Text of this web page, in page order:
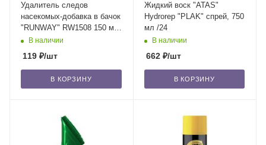
Удалитель следов
насекомых-добавка в бачок
"RUNWAY" RW1508 150 мл
/24В наличии
119 ₽/шт
В КОРЗИНУ
Жидкий воск "ATAS"
Hydrorep "PLAK" спрей, 750
мл /24
В наличии
662₽/шт
В КОРЗИНУ